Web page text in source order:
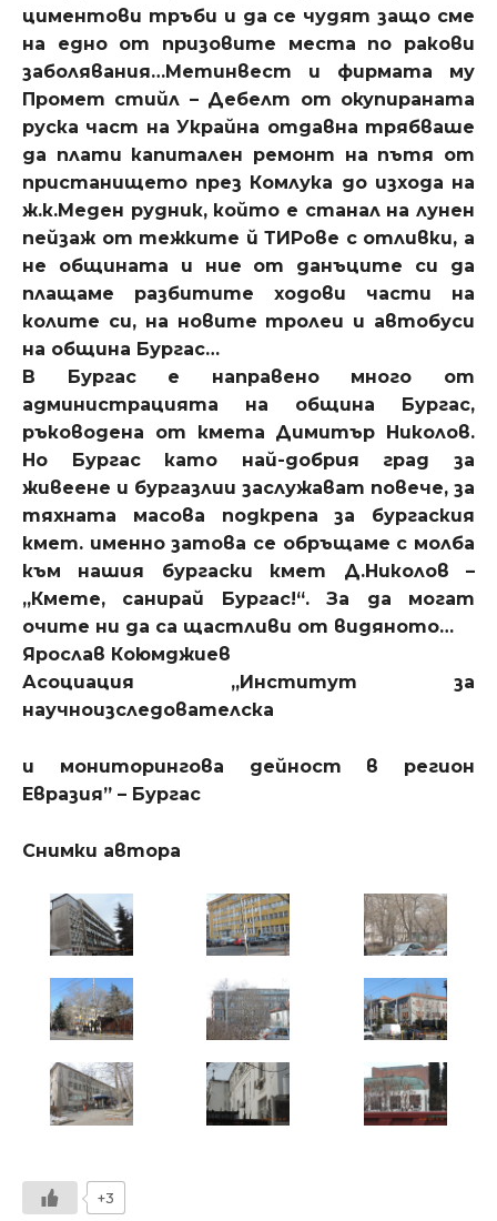
циментови тръби и да се чудят защо сме
на едно от призовите места по ракови
заболявания…Метинвест и фирмата му
Промет стийл – Дебелт от окупираната
руска част на Украйна отдавна трябваше
да плати капитален ремонт на пътя от
пристанището през Комлука до изхода на
ж.к.Меден рудник, който е станал на лунен
пейзаж от тежките й ТИРове с отливки, а
не общината и ние от данъците си да
плащаме разбитите ходови части на
колите си, на новите тролеи и автобуси
на община Бургас…
В Бургас е направено много от
администрацията на община Бургас,
ръководена от кмета Димитър Николов.
Но Бургас като най-добрия град за
живеене и бургазлии заслужават повече, за
тяхната масова подкрепа за бургаския
кмет. именно затова се обръщаме с молба
към нашия бургаски кмет Д.Николов –
„Кмете, санирай Бургас!“. За да могат
очите ни да са щастливи от видяното…
Ярослав Коюмджиев
Асоциация „Институт за
научноизследователска
и мониторингова дейност в регион
Евразия” – Бургас
Снимки автора
+3